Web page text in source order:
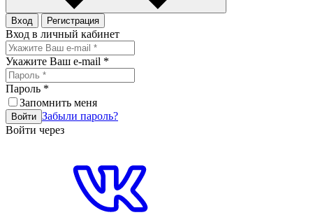
Вход Регистрация
Вход в личный кабинет
Укажите Ваш e-mail *
Пароль *
Запомнить меня
Войти Забыли пароль?
Войти через